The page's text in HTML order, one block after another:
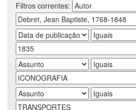
Filtros correntes: